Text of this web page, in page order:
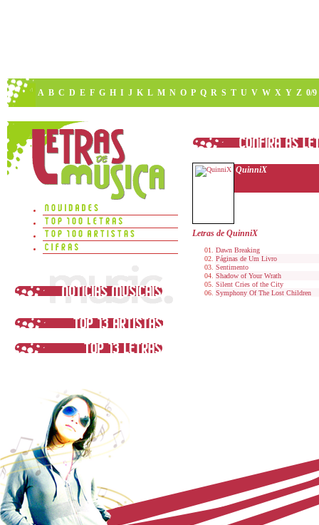
A B C D E F G H I J K L M N O P Q R S T U V W X Y Z 0/9
QuinniX
Letras de QuinniX
Dawn Breaking
Páginas de Um Livro
Sentimento
Shadow of Your Wrath
Silent Cries of the City
Symphony Of The Lost Children